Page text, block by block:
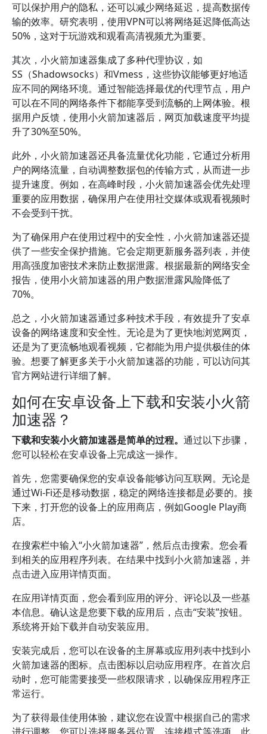
可以保护用户的隐私，还可以减少网络延迟，提高数据传
输的效率。研究表明，使用VPN可以将网络延迟降低高达
50%，这对于玩游戏和观看高清视频尤为重要。
其次，小火箭加速器集成了多种代理协议，如
SS（Shadowsocks）和Vmess，这些协议能够更好地适
应不同的网络环境。通过智能选择最优的代理节点，用户
可以在不同的网络条件下都能享受到流畅的上网体验。根
据用户反馈，使用小火箭加速器后，网页加载速度平均提
升了30%至50%。
此外，小火箭加速器还具备流量优化功能，它通过分析用
户的网络流量，自动调整数据包的传输方式，从而进一步
提升速度。例如，在高峰时段，小火箭加速器会优先处理
重要的应用数据，确保用户在使用社交媒体或观看视频时
不会受到干扰。
为了确保用户在使用过程中的安全性，小火箭加速器还提
供了一些安全保护措施。它会定期更新服务器列表，并使
用高强度加密技术来防止数据泄露。根据最新的网络安全
报告，使用小火箭加速器的用户数据泄露风险降低了
70%。
总之，小火箭加速器通过多种技术手段，有效提升了安卓
设备的网络速度和安全性。无论是为了更快地浏览网页，
还是为了更流畅地观看视频，它都能为用户提供极佳的体
验。想要了解更多关于小火箭加速器的功能，可以访问其
官方网站进行详细了解。
如何在安卓设备上下载和安装小火箭
加速器？
下载和安装小火箭加速器是简单的过程。 通过以下步骤，
您可以轻松在安卓设备上完成这一操作。
首先，您需要确保您的安卓设备能够访问互联网。无论是
通过Wi-Fi还是移动数据，稳定的网络连接都是必要的。接
下来，打开您的设备上的应用商店，例如Google Play商
店。
在搜索栏中输入“小火箭加速器”，然后点击搜索。您会看
到相关的应用程序列表。在结果中找到小火箭加速器，并
点击进入应用详情页面。
在应用详情页面，您会看到应用的评分、评论以及一些基
本信息。确认这是您要下载的应用后，点击“安装”按钮。
系统将开始下载并自动安装应用。
安装完成后，您可以在设备的主屏幕或应用列表中找到小
火箭加速器的图标。点击图标以启动应用程序。在首次启
动时，您可能需要接受一些权限请求，以确保应用程序正
常运行。
为了获得最佳使用体验，建议您在设置中根据自己的需求